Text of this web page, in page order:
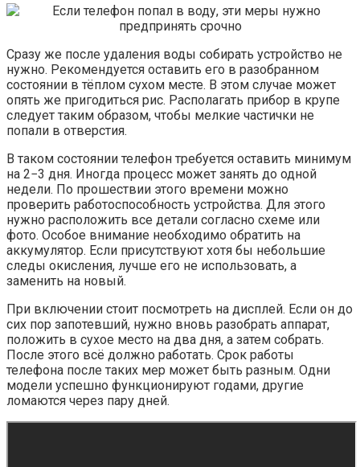
Сразу же после удаления воды собирать устройство не
нужно. Рекомендуется оставить его в разобранном
состоянии в тёплом сухом месте. В этом случае может
опять же пригодиться рис. Располагать прибор в крупе
следует таким образом, чтобы мелкие частички не
попали в отверстия.
В таком состоянии телефон требуется оставить минимум
на 2−3 дня. Иногда процесс может занять до одной
недели. По прошествии этого времени можно
проверить работоспособность устройства. Для этого
нужно расположить все детали согласно схеме или
фото. Особое внимание необходимо обратить на
аккумулятор. Если присутствуют хотя бы небольшие
следы окисления, лучше его не использовать, а
заменить на новый.
При включении стоит посмотреть на дисплей. Если он до
сих пор запотевший, нужно вновь разобрать аппарат,
положить в сухое место на два дня, а затем собрать.
После этого всё должно работать. Срок работы
телефона после таких мер может быть разным. Одни
модели успешно функционируют годами, другие
ломаются через пару дней.